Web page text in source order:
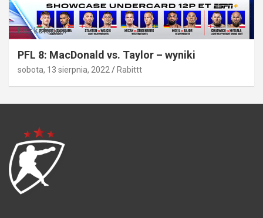
Bez kategorii
PFL 8: MacDonald vs. Taylor – wyniki
sobota, 13 sierpnia, 2022 Rabittt